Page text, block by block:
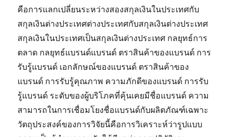
คือการแลกเปลี่ยนระหว่างสองสกุลเงินในประเทศกับ
สกุลเงินต่างประเทศต่างประเทศกับสกุลเงินต่างประเทศ
สกุลเงินในประเทศเป็นสกุลเงินต่างประเทศ กลยุทธ์การ
ตลาด กลยุทธ์แบรนด์แบรนด์ ตราสินค้าของแบรนด์ การ
รับรู้แบรนด์ เอกลักษณ์ของแบรนด์ ตราสินค้าของ
แบรนด์ การรับรู้คุณภาพ ความภักดีของแบรนด์ การรับ
รู้แบรนด์ ระดับของผู้บริโภคที่คุ้นเคยมีชื่อแบรนด์ ความ
สามารถในการเชื่อมโยงชื่อแบรนด์กับผลิตภัณฑ์เฉพาะ
วัตถุประสงค์ของการวิจัยนี้คือการวิเคราะห์ว่ารูปแบบ